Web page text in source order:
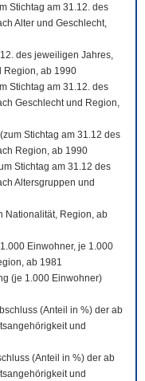
Stichtag am 31.12. des
Alter und Geschlecht,
des jeweiligen Jahres,
Region, ab 1990
Stichtag am 31.12. des
Geschlecht und Region,
Stichtag am 31.12 des
Region, ab 1990
Stichtag am 31.12 des
Altersgruppen und
Nationalität, Region, ab
Einwohner, je 1.000
ab 1981
(je 1.000 Einwohner)
(Anteil in %) der ab
und
(Anteil in %) der ab
und